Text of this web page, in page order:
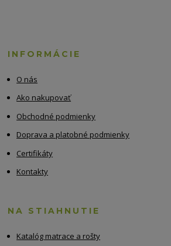
INFORMÁCIE
O nás
Ako nakupovať
Obchodné podmienky
Doprava a platobné podmienky
Certifikáty
Kontakty
NA STIAHNUTIE
Katalóg matrace a rošty